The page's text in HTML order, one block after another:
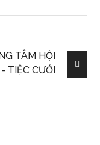
TÂM HỘI
TIỆC CƯỚI